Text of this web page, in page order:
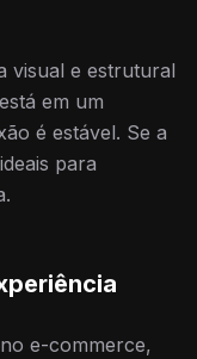
visual e estrutural
em um
é estável. Se a
para
e-commerce,